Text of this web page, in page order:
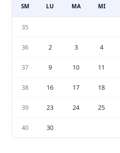
SM LU MA MI
35
36 2 3 4
37 9 10 11
38 16 17 18
39 23 24 25
40 30